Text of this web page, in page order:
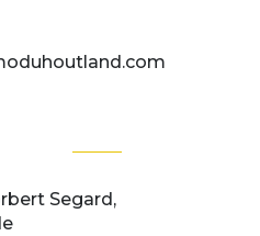
Segard,